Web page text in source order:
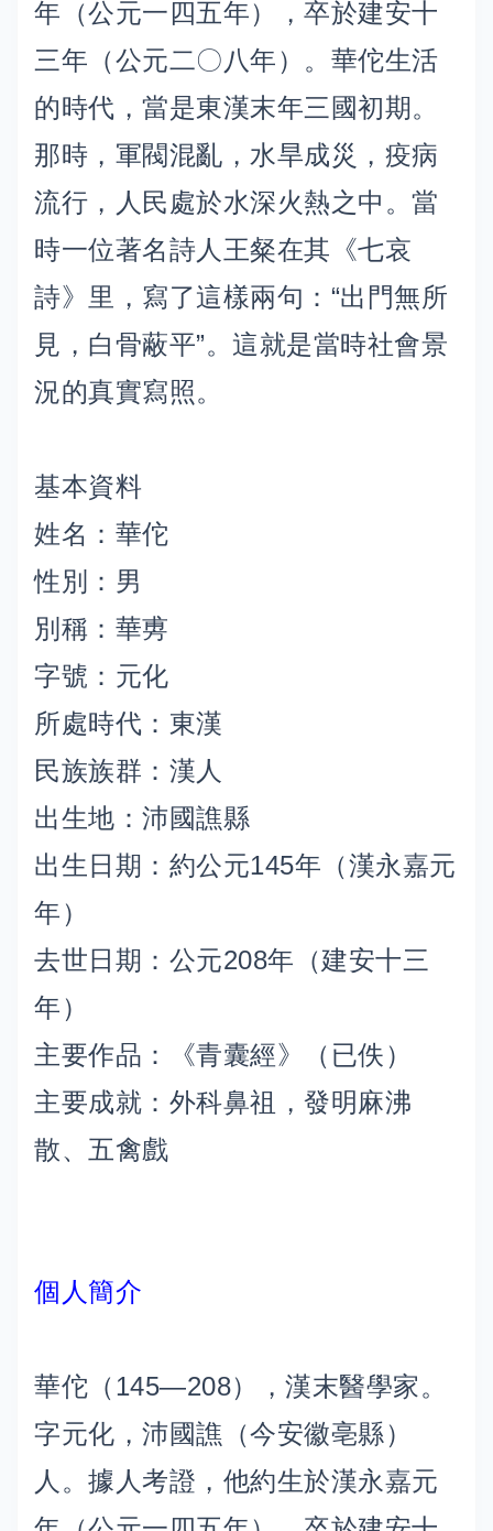
年（公元一四五年），卒於建安十
三年（公元二〇八年）。華佗生活
的時代，當是東漢末年三國初期。
那時，軍閥混亂，水旱成災，疫病
流行，人民處於水深火熱之中。當
時一位著名詩人王粲在其《七哀
詩》里，寫了這樣兩句：“出門無所
見，白骨蔽平”。這就是當時社會景
況的真實寫照。
基本資料
姓名：華佗
性別：男
別稱：華旉
字號：元化
所處時代：東漢
民族族群：漢人
出生地：沛國譙縣
出生日期：約公元145年（漢永嘉元
年）
去世日期：公元208年（建安十三
年）
主要作品：《青囊經》（已佚）
主要成就：外科鼻祖，發明麻沸
散、五禽戲
個人簡介
華佗（145—208），漢末醫學家。
字元化，沛國譙（今安徽亳縣）
人。據人考證，他約生於漢永嘉元